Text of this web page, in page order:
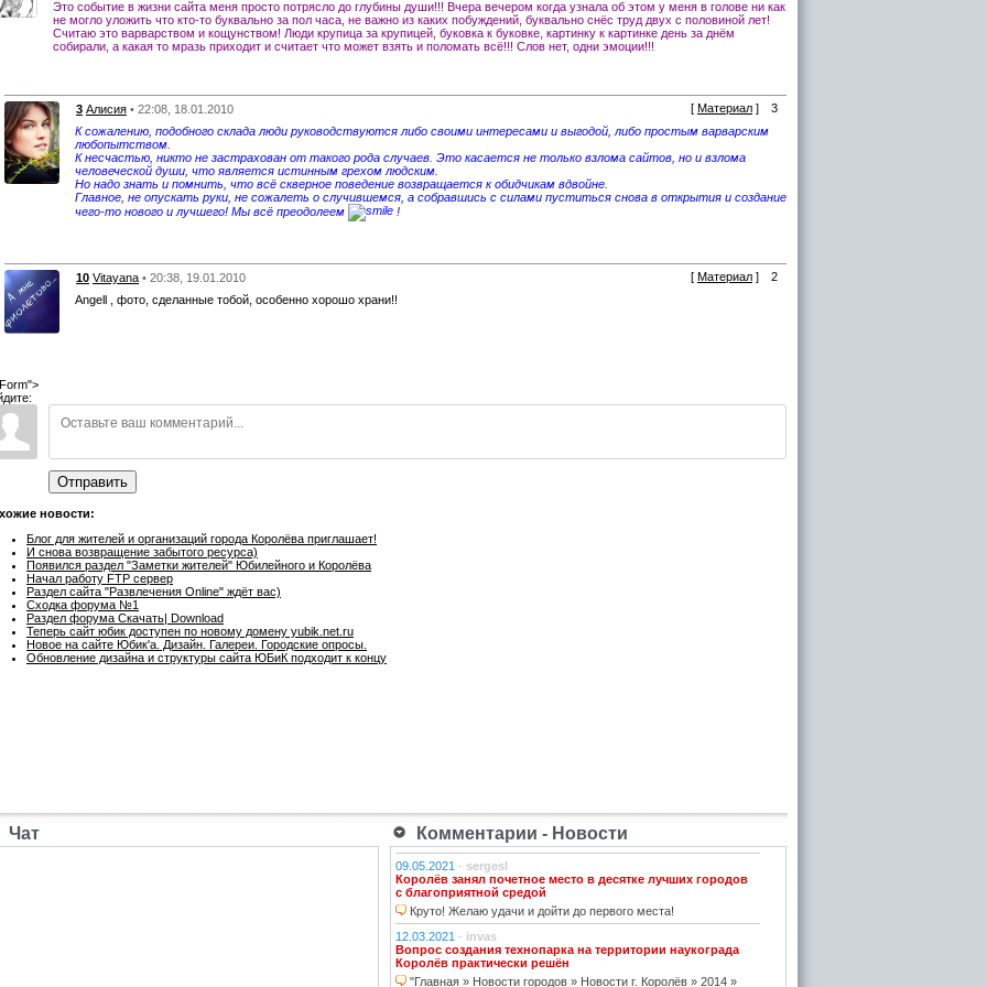
Это событие в жизни сайта меня просто потрясло до глубины души!!! Вчера вечером когда узнала об этом у меня в голове ни как
не могло уложить что кто-то буквально за пол часа, не важно из каких побуждений, буквально снёс труд двух с половиной лет!
Считаю это варварством и кощунством! Люди крупица за крупицей, буковка к буковке, картинку к картинке день за днём
собирали, а какая то мразь приходит и считает что может взять и поломать всё!!! Слов нет, одни эмоции!!!
[ Материал ] 3
3 Алисия • 22:08, 18.01.2010
К сожалению, подобного склада люди руководствуются либо своими интересами и выгодой, либо простым варварским
любопытством.
К несчастью, никто не застрахован от такого рода случаев. Это касается не только взлома сайтов, но и взлома
человеческой души, что является истинным грехом людским.
Но надо знать и помнить, что всё скверное поведение возвращается к обидчикам вдвойне.
Главное, не опускать руки, не сожалеть о случившемся, а собравшись с силами пуститься снова в открытия и создание
чего-то нового и лучшего! Мы всё преодолеем
!
[ Материал ] 2
10 Vitayana • 20:38, 19.01.2010
Angell , фото, сделанные тобой, особенно хорошо храни!!
Отправить
новости:
Блог для жителей и организаций города Королёва приглашает!
И снова возвращение забытого ресурса)
Появился раздел "Заметки жителей" Юбилейного и Королёва
Начал работу FTP сервер
Раздел сайта "Развлечения Online" ждёт вас)
Сходка форума №1
Раздел форума Скачать| Download
Теперь сайт юбик доступен по новому домену yubik.net.ru
Новое на сайте Юбик'а. Дизайн. Галереи. Городские опросы.
Обновление дизайна и структуры сайта ЮБиК подходит к концу
Чат Комментарии - Новости
09.05.2021 - sergesl
Королёв занял почетное место в десятке лучших городов
с благоприятной средой
Круто! Желаю удачи и дойти до первого места!
12.03.2021 - invas
Вопрос создания технопарка на территории наукограда
Королёв практически решён
"Главная » Новости городов » Новости г. Королёв » 2014 »